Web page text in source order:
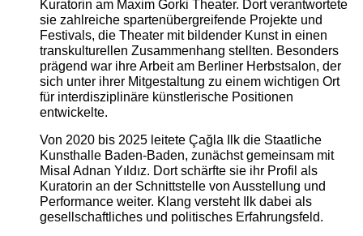
Kuratorin am Maxim Gorki Theater. Dort verantwortete
sie zahlreiche spartenübergreifende Projekte und
Festivals, die Theater mit bildender Kunst in einen
transkulturellen Zusammenhang stellten. Besonders
prägend war ihre Arbeit am Berliner Herbstsalon, der
sich unter ihrer Mitgestaltung zu einem wichtigen Ort
für interdisziplinäre künstlerische Positionen
entwickelte.
Von 2020 bis 2025 leitete Çağla Ilk die Staatliche
Kunsthalle Baden-Baden, zunächst gemeinsam mit
Misal Adnan Yıldız. Dort schärfte sie ihr Profil als
Kuratorin an der Schnittstelle von Ausstellung und
Performance weiter. Klang versteht Ilk dabei als
gesellschaftliches und politisches Erfahrungsfeld.